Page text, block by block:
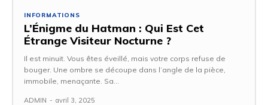
INFORMATIONS
L’Énigme du Hatman : Qui Est Cet
Étrange Visiteur Nocturne ?
Il est minuit. Vous êtes éveillé, mais votre corps refuse de
bouger. Une ombre se découpe dans l’angle de la pièce,
immobile, menaçante. Sa...
ADMIN - avril 3, 2025